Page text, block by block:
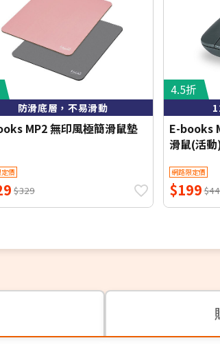
防滑底層，不易滑動
MP2 無印風極簡滑鼠墊
價
$329
4.5折
E-books
滑鼠(活
網路限定價
$199